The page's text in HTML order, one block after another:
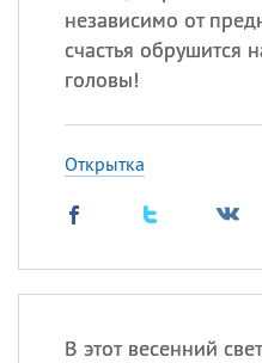
независимо от
счастья обрушится
головы!
Открытка
В этот весенний